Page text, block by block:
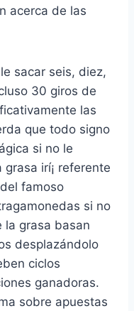
acerca de las
sacar seis, diez,
30 giros de
las
que todo signo
si no le
irí¡ referente
famoso
si no
la grasa basan
desplazándolo
ciclos
ganadoras.
sobre apuestas